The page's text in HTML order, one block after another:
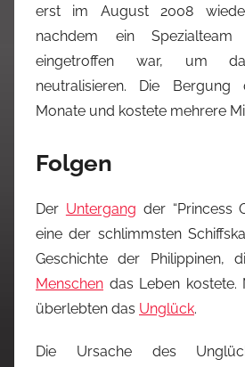
erst im August 2008
nachdem ein
eingetroffen war, um
neutralisieren. Die Bergung
Monate und kostete mehrere
Folgen
Der Untergang der “Princess
eine der schlimmsten
Geschichte der Philippinen,
Menschen das Leben kostete.
überlebten das Unglück.
Die Ursache des